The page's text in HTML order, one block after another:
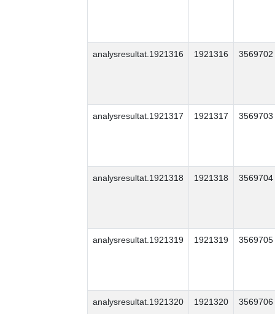
analysresultat.1921316 1921316 3569702
analysresultat.1921317 1921317 3569703
analysresultat.1921318 1921318 3569704
analysresultat.1921319 1921319 3569705
analysresultat.1921320 1921320 3569706